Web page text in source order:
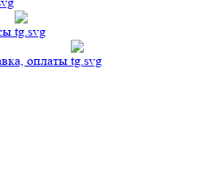
оплаты